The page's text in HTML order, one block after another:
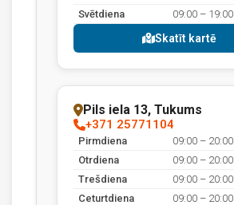
Svētdiena
09:00 – 19:00
Skatīt kartē
Pils iela 13, Tukums
+371 25771104
Pirmdiena
09:00 – 20:00
Otrdiena
09:00 – 20:00
Trešdiena
09:00 – 20:00
Ceturtdiena
09:00 – 20:00